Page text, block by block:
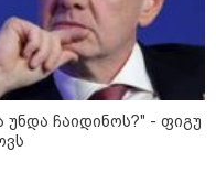
უნდა ჩაიდინოს?" - ფიგუ